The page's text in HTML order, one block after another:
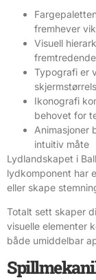
fremhever
Visuell
fremtredende
Typografi er
Ikonografi
behovet for
Animasjoner
intuitiv måte
Lydlandskapet i
lydkomponent har
eller skape
Totalt sett skaper
visuelle elementer
både umiddelbar